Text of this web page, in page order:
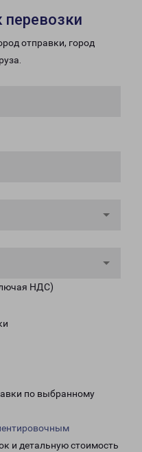
перевозки
отправки, город
НДС)
по выбранному
и детальную стоимость